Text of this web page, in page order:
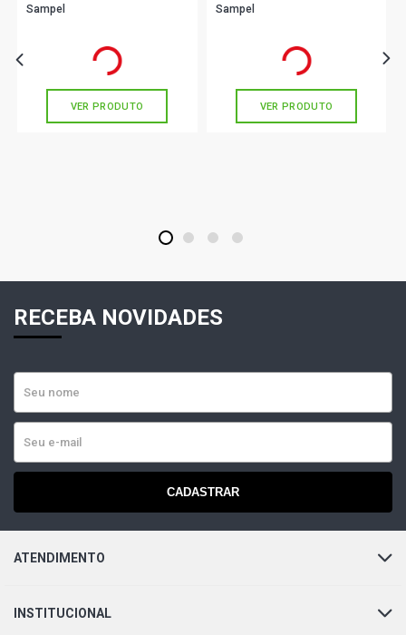
Sampel
em até 7x de
VER PRODUTO
Sampel
em até 10x de
VER PRODUTO
1 2 3 4
RECEBA NOVIDADES
CADASTRAR
ATENDIMENTO
INSTITUCIONAL